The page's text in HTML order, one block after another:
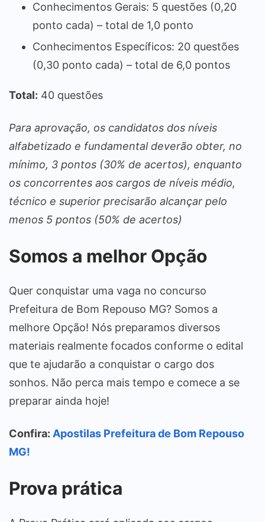
Conhecimentos Gerais: 5 questões (0,20
ponto cada) – total de 1,0 ponto
Conhecimentos Específicos: 20 questões
(0,30 ponto cada) – total de 6,0 pontos
Total: 40 questões
Para aprovação, os candidatos dos níveis
alfabetizado e fundamental deverão obter, no
mínimo, 3 pontos (30% de acertos), enquanto
os concorrentes aos cargos de níveis médio,
técnico e superior precisarão alcançar pelo
menos 5 pontos (50% de acertos)
Somos a melhor Opção
Quer conquistar uma vaga no concurso
Prefeitura de Bom Repouso MG? Somos a
melhore Opção! Nós preparamos diversos
materiais realmente focados conforme o edital
que te ajudarão a conquistar o cargo dos
sonhos. Não perca mais tempo e comece a se
preparar ainda hoje!
Confira: Apostilas Prefeitura de Bom Repouso
MG!
Prova prática